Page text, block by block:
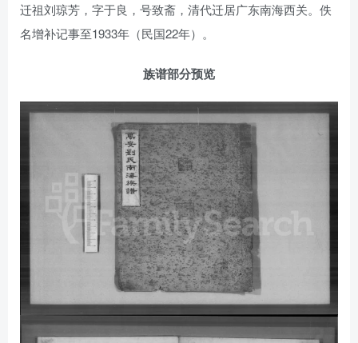
迁祖刘琼芳，字于良，号致斋，清代迁居广东南海西关。佚
名增补记事至1933年（民国22年）。
族谱部分预览